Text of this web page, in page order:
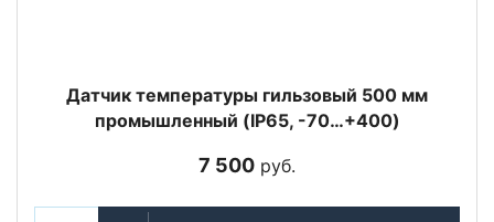
Датчик температуры гильзовый 500 мм
промышленный (IP65, -70…+400)
7 500 руб.